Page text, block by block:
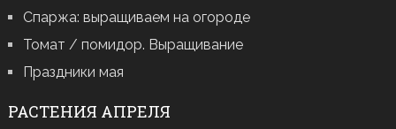
Спаржа: выращиваем на огороде
Томат / помидор. Выращивание
Праздники мая
РАСТЕНИЯ АПРЕЛЯ